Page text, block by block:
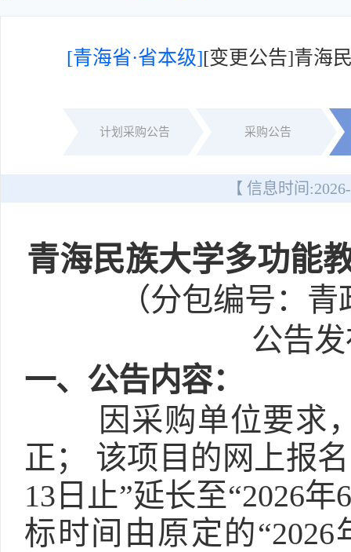
[青海省·省本级][变更公告]青海
计划采购公告 采购公告
【 信息时间:
青海民族大学多功能
（分包编号：
公告
一、公告内容：
因采购单位要求
正； 该项目的网上报
13日止”延长至“2026
标时间由原定的